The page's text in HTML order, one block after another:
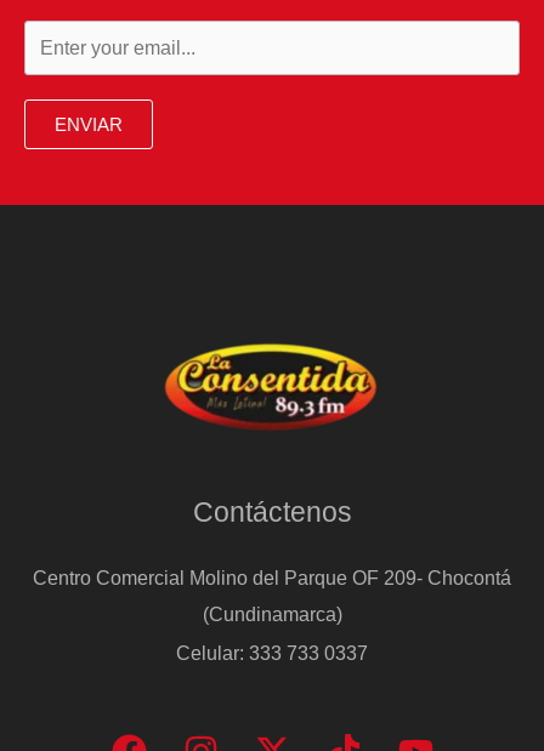
ENVIAR
Contáctenos
Centro Comercial Molino del Parque OF 209- Chocontá
(Cundinamarca)
Celular: 333 733 0337